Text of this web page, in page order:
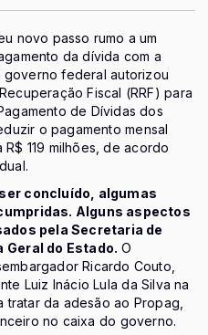
novo passo rumo a um
da dívida com a
governo federal autorizou
Fiscal (RRF) para
de Dívidas dos
o pagamento mensal
119 milhões, de acordo
concluído, algumas
Alguns aspectos
pela Secretaria de
Geral do Estado. O
Ricardo Couto,
Luiz Inácio Lula da Silva na
da adesão ao Propag,
no caixa do governo.